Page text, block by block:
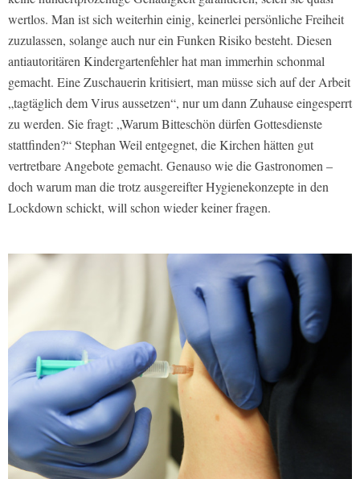
wertlos. Man ist sich weiterhin einig, keinerlei persönliche Freiheit
zuzulassen, solange auch nur ein Funken Risiko besteht. Diesen
antiautoritären Kindergartenfehler hat man immerhin schonmal
gemacht. Eine Zuschauerin kritisiert, man müsse sich auf der Arbeit
„tagtäglich dem Virus aussetzen“, nur um dann Zuhause eingesperrt
zu werden. Sie fragt: „Warum Bitteschön dürfen Gottesdienste
stattfinden?“ Stephan Weil entgegnet, die Kirchen hätten gut
vertretbare Angebote gemacht. Genauso wie die Gastronomen –
doch warum man die trotz ausgereifter Hygienekonzepte in den
Lockdown schickt, will schon wieder keiner fragen.